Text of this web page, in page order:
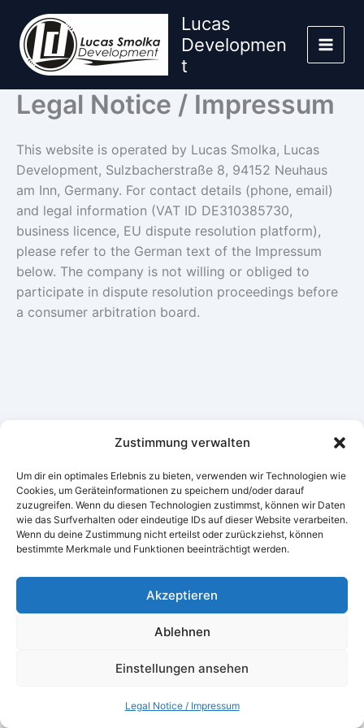
Zustimmung verwalten
Um dir ein optimales Erlebnis zu bieten, verwenden wir Technologien wie
Cookies, um Geräteinformationen zu speichern und/oder darauf
zuzugreifen. Wenn du diesen Technologien zustimmst, können wir Daten
wie das Surfverhalten oder eindeutige IDs auf dieser Website verarbeiten.
Wenn du deine Zustimmung nicht erteilst oder zurückziehst, können
bestimmte Merkmale und Funktionen beeinträchtigt werden.
Akzeptieren
Ablehnen
Einstellungen ansehen
Legal Notice / Impressum
content
Lucas
Developmen
t
Legal Notice / Impressum
This website is operated by Lucas Smolka, Lucas
Development, Sulzbacherstraße 8, 94152 Neuhaus
am Inn, Germany. For contact details (phone, email)
and legal information (VAT ID DE310385730,
business licence, EU dispute resolution platform),
please refer to the German text of the Impressum
below. The company is not willing or obliged to
participate in dispute resolution proceedings before
a consumer arbitration board.
Lucas Smolka © 2026 Lucas Development